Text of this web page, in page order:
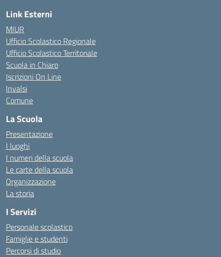
Link Esterni
MIUR
Ufficio Scolastico Regionale
Ufficio Scolastico Territoriale
Scuola in Chiaro
Iscrizioni On Line
Invalsi
Comune
La Scuola
Presentazione
I luoghi
I numeri della scuola
Le carte della scuola
Organizzazione
La storia
I Servizi
Personale scolastico
Famiglie e studenti
Percorsi di studio